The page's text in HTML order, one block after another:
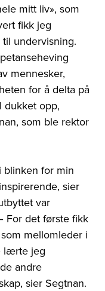
mitt liv», som
fikk jeg
undervisning.
mennesker,
for å delta på
dukket opp,
som ble rektor
for min
sier
var
For det første fikk
mellomleder i
lærte jeg
andre
sier Segtnan.